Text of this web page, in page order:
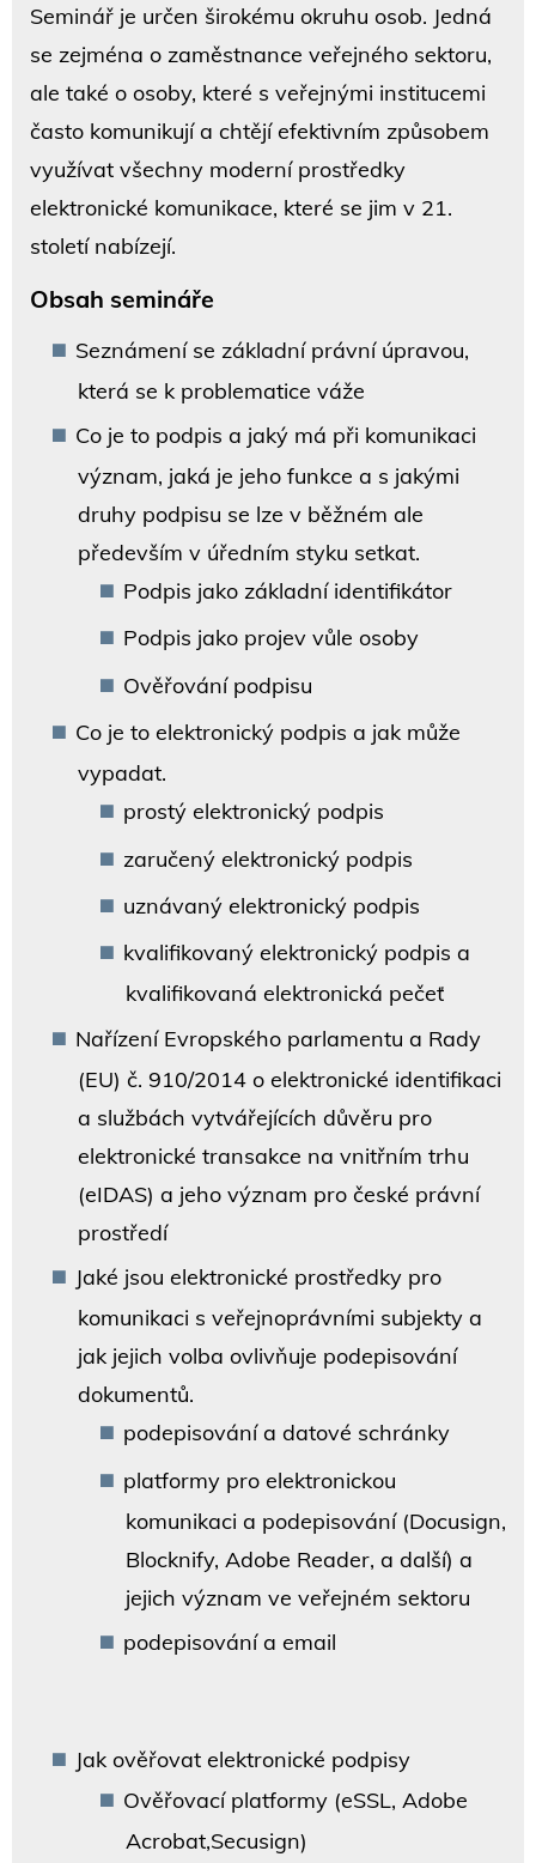
Seminář je určen širokému okruhu osob. Jedná
se zejména o zaměstnance veřejného sektoru,
ale také o osoby, které s veřejnými institucemi
často komunikují a chtějí efektivním způsobem
využívat všechny moderní prostředky
elektronické komunikace, které se jim v 21.
století nabízejí.
Obsah semináře
Seznámení se základní právní úpravou,
která se k problematice váže
Co je to podpis a jaký má při komunikaci
význam, jaká je jeho funkce a s jakými
druhy podpisu se lze v běžném ale
především v úředním styku setkat.
Podpis jako základní identifikátor
Podpis jako projev vůle osoby
Ověřování podpisu
Co je to elektronický podpis a jak může
vypadat.
prostý elektronický podpis
zaručený elektronický podpis
uznávaný elektronický podpis
kvalifikovaný elektronický podpis a
kvalifikovaná elektronická pečeť
Nařízení Evropského parlamentu a Rady
(EU) č. 910/2014 o elektronické identifikaci
a službách vytvářejících důvěru pro
elektronické transakce na vnitřním trhu
(eIDAS) a jeho význam pro české právní
prostředí
Jaké jsou elektronické prostředky pro
komunikaci s veřejnoprávními subjekty a
jak jejich volba ovlivňuje podepisování
dokumentů.
podepisování a datové schránky
platformy pro elektronickou
komunikaci a podepisování (Docusign,
Blocknify, Adobe Reader, a další) a
jejich význam ve veřejném sektoru
podepisování a email
Jak ověřovat elektronické podpisy
Ověřovací platformy (eSSL, Adobe
Acrobat,Secusign)